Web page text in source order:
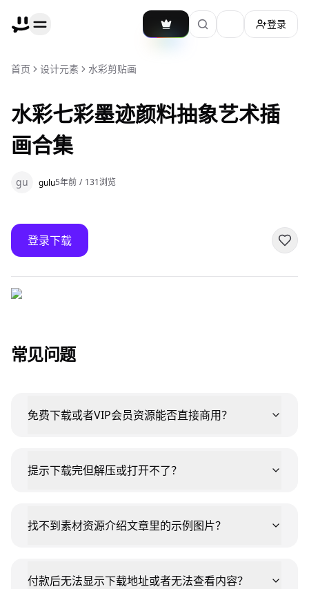
加载主题切换
登录
首页 设计元素 水彩剪贴画
水彩七彩墨迹颜料抽象艺术插
画合集
gu gulu5年前 / 131浏览
登录下载
常见问题
免费下载或者VIP会员资源能否直接商用？
提示下载完但解压或打开不了？
找不到素材资源介绍文章里的示例图片？
付款后无法显示下载地址或者无法查看内容？